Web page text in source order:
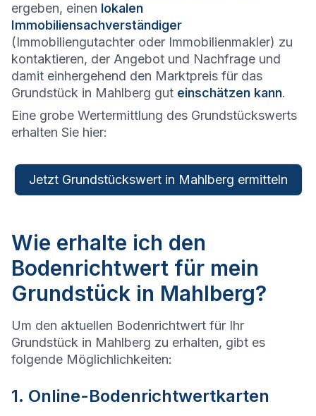
ergeben, einen lokalen
Immobiliensachverständiger
(Immobiliengutachter oder Immobilienmakler) zu
kontaktieren, der Angebot und Nachfrage und
damit einhergehend den Marktpreis für das
Grundstück in Mahlberg gut einschätzen kann.
Eine grobe Wertermittlung des Grundstückswerts
erhalten Sie hier:
Jetzt Grundstückswert in Mahlberg ermitteln
Wie erhalte ich den
Bodenrichtwert für mein
Grundstück in Mahlberg?
Um den aktuellen Bodenrichtwert für Ihr
Grundstück in Mahlberg zu erhalten, gibt es
folgende Möglichlichkeiten:
1. Online-Bodenrichtwertkarten